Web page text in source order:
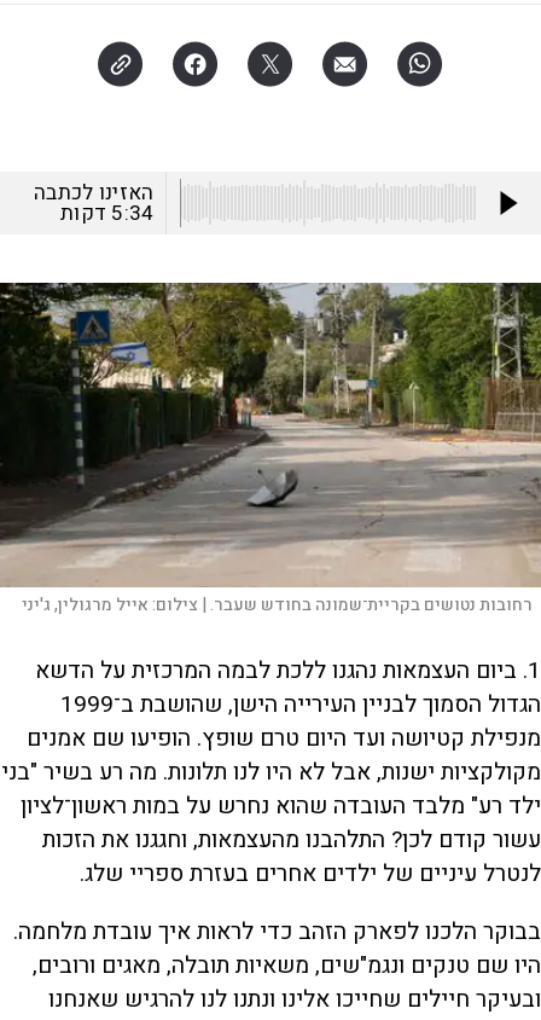
האזינו לכתבה
5:34 דקות
רחובות נטושים בקריית־שמונה בחודש שעבר. | צילום:אייל מרגולין, ג'יני
1. ביום העצמאות נהגנו ללכת לבמה המרכזית על הדשא
הגדול הסמוך לבניין העירייה הישן, שהושבת ב־1999
מנפילת קטיושה ועד היום טרם שופץ. הופיעו שם אמנים
מקולקציות ישנות, אבל לא היו לנו תלונות. מה רע בשיר "בני
ילד רע" מלבד העובדה שהוא נחרש על במות ראשון־לציון
עשור קודם לכן? התלהבנו מהעצמאות, וחגגנו את הזכות
לנטרל עיניים של ילדים אחרים בעזרת ספריי שלג.
בבוקר הלכנו לפארק הזהב כדי לראות איך עובדת מלחמה.
היו שם טנקים ונגמ"שים, משאיות תובלה, מאגים ורובים,
ובעיקר חיילים שחייכו אלינו ונתנו לנו להרגיש שאנחנו